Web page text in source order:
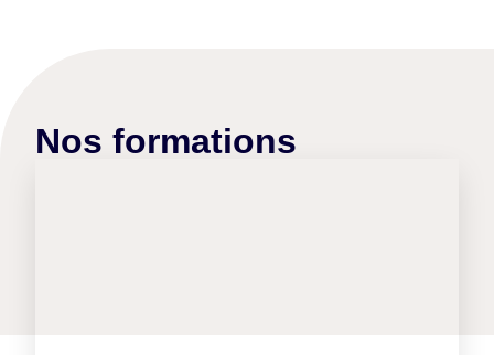
Nos formations